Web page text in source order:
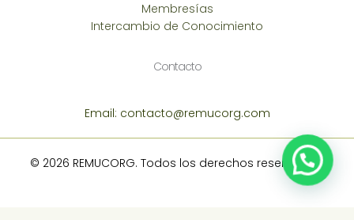
Membresías
Intercambio de Conocimiento
Contacto
Email: contacto@remucorg.com
© 2026 REMUCORG. Todos los derechos reservados.